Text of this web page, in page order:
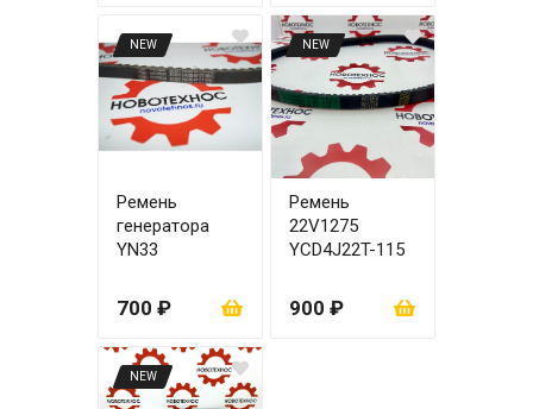
NEW
Ремень
генератора
YN33
700 ₽
NEW
Ремень
22V1275
YCD4J22T-115
900 ₽
NEW